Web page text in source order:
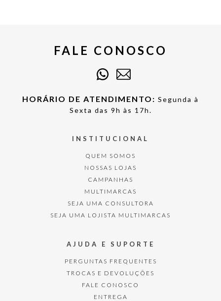
FALE CONOSCO
HORÁRIO DE ATENDIMENTO: Segunda à
Sexta das 9h às 17h.
INSTITUCIONAL
QUEM SOMOS
NOSSAS LOJAS
CAMPANHAS
MULTIMARCAS
SEJA UMA CONSULTORA
SEJA UMA LOJISTA MULTIMARCAS
AJUDA E SUPORTE
PERGUNTAS FREQUENTES
TROCAS E DEVOLUÇÕES
FALE CONOSCO
ENTREGA